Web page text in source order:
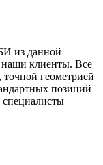
из данной
наши клиенты. Все
геометрией
позиций
специалисты